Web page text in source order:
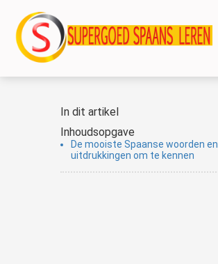
In dit artikel
Inhoudsopgave
De mooiste Spaanse woorden en
uitdrukkingen om te kennen